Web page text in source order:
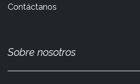
Contáctanos
Sobre nosotros